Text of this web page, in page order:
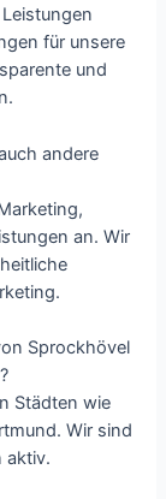
für unsere
und
andere
an. Wir
Sprockhövel
Städten wie
Wir sind
aktiv.